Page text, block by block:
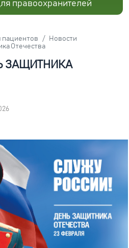
правоохранителей
Новости
Отечества
ЗАЩИТНИКА